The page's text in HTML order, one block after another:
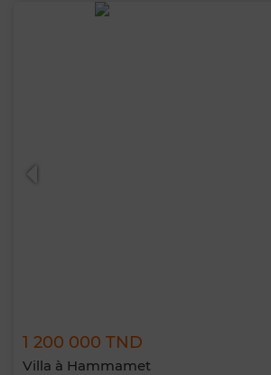
1 200 000 TND
Villa à Hammamet